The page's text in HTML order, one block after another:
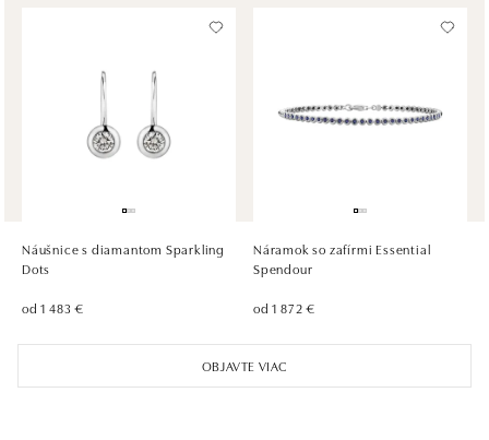
U Dálnice 777, 664 42 Brno
tel.: +420604389337
dnes otvorené do 21:00
Chlumecká 765/6, 198 19 Praha 9
dnes otvorené do 21:00
Roztylská 2321/19, 148 00 Praha 4 - Chodov
dnes otvorené do 21:00
OBJAVTE VIAC
Náušnice s diamantom Sparkling
Dots
od 1 483 €
Náramok so zafírmi Essential
Spendour
od 1 872 €